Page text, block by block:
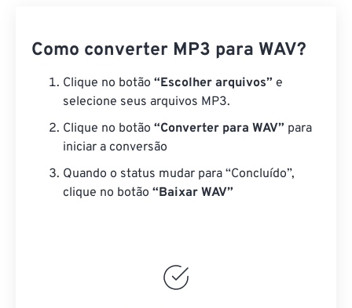
Como converter MP3 para WAV?
Clique no botão “Escolher arquivos” e
selecione seus arquivos MP3.
Clique no botão “Converter para WAV” para
iniciar a conversão
Quando o status mudar para “Concluído”,
clique no botão “Baixar WAV”